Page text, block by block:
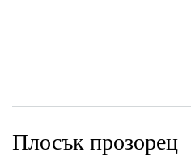
Плосък прозорец